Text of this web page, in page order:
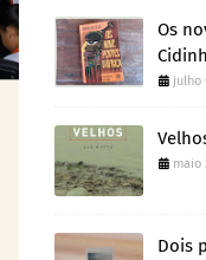
Os
julho
maio
Dois